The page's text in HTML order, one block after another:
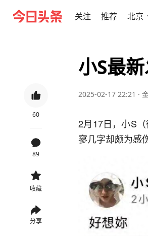
关注 推荐 北京
60
89
收藏
分享
小S最
2025-02-17 22:21 ·
2月17日，小S
寥几字却颇为感